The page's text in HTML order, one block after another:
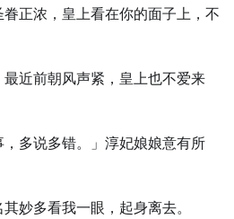
正浓，皇上看在你的面子上，不
近前朝风声紧，皇上也不爱来
，多说多错。」淳妃娘娘意有所
妙多看我一眼，起身离去。